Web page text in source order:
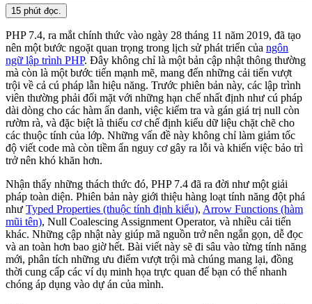
15 phút đọc.
PHP 7.4, ra mắt chính thức vào ngày 28 tháng 11 năm 2019, đã tạo
nên một bước ngoặt quan trọng trong lịch sử phát triển của ngôn
ngữ lập trình PHP. Đây không chỉ là một bản cập nhật thông thường
mà còn là một bước tiến mạnh mẽ, mang đến những cải tiến vượt
trội về cả cú pháp lẫn hiệu năng. Trước phiên bản này, các lập trình
viên thường phải đối mặt với những hạn chế nhất định như cú pháp
dài dòng cho các hàm ẩn danh, việc kiểm tra và gán giá trị null còn
rườm rà, và đặc biệt là thiếu cơ chế định kiểu dữ liệu chặt chẽ cho
các thuộc tính của lớp. Những vấn đề này không chỉ làm giảm tốc
độ viết code mà còn tiềm ẩn nguy cơ gây ra lỗi và khiến việc bảo trì
trở nên khó khăn hơn.
Nhận thấy những thách thức đó, PHP 7.4 đã ra đời như một giải
pháp toàn diện. Phiên bản này giới thiệu hàng loạt tính năng đột phá
như Typed Properties (thuộc tính định kiểu), Arrow Functions (hàm
mũi tên), Null Coalescing Assignment Operator, và nhiều cải tiến
khác. Những cập nhật này giúp mã nguồn trở nên ngắn gọn, dễ đọc
và an toàn hơn bao giờ hết. Bài viết này sẽ đi sâu vào từng tính năng
mới, phân tích những ưu điểm vượt trội mà chúng mang lại, đồng
thời cung cấp các ví dụ minh họa trực quan để bạn có thể nhanh
chóng áp dụng vào dự án của mình.